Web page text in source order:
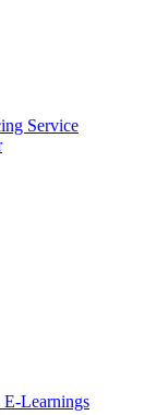
Service
E-Learnings